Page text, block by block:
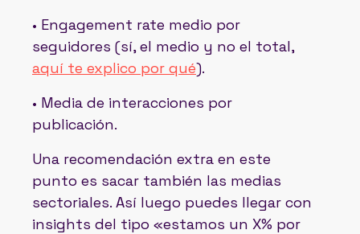
• Engagement rate medio por
seguidores (sí, el medio y no el total,
aquí te explico por qué).
• Media de interacciones por
publicación.
Una recomendación extra en este
punto es sacar también las medias
sectoriales. Así luego puedes llegar con
insights del tipo «estamos un X% por